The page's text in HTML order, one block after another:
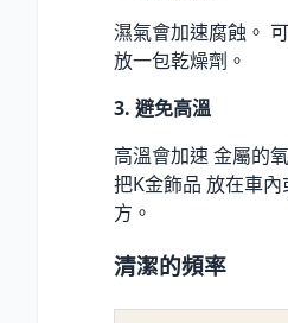
濕氣會加速腐蝕。
放一包乾燥劑。
3. 避免高溫
高溫會加速 金屬的
把K金飾品 放在車
方。
清潔的頻率